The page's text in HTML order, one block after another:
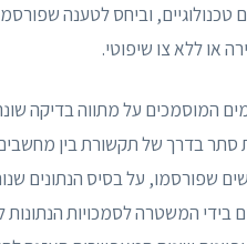
או ללא צו שיפוטי.
המוסמכים על מתווה בדיקה
סתר בדרך של תקשורת בין
שפורסמו, על בסיס הנתונים
המשטרה לסמכויות הנתונות